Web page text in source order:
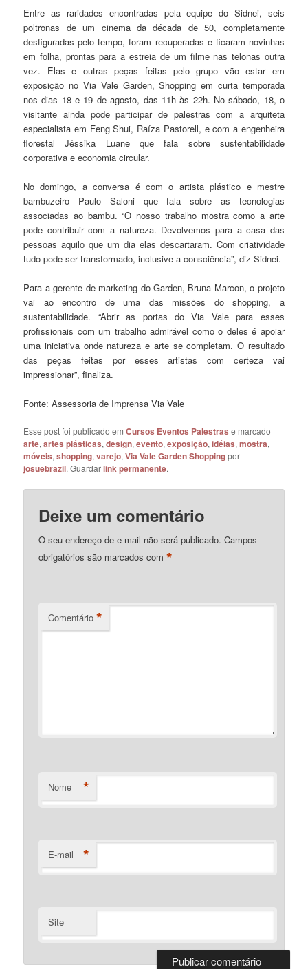
Entre as raridades encontradas pela equipe do Sidnei, seis
poltronas de um cinema da década de 50, completamente
desfiguradas pelo tempo, foram recuperadas e ficaram novinhas
em folha, prontas para a estreia de um filme nas telonas outra
vez. Elas e outras peças feitas pelo grupo vão estar em
exposição no Via Vale Garden, Shopping em curta temporada
nos dias 18 e 19 de agosto, das 11h às 22h. No sábado, 18, o
visitante ainda pode participar de palestras com a arquiteta
especialista em Feng Shui, Raíza Pastorell, e com a engenheira
florestal Jéssika Luane que fala sobre sustentabilidade
corporativa e economia circular.
No domingo, a conversa é com o artista plástico e mestre
bambuzeiro Paulo Saloni que fala sobre as tecnologias
associadas ao bambu. “O nosso trabalho mostra como a arte
pode contribuir com a natureza. Devolvemos para a casa das
pessoas aquilo que um dia elas descartaram. Com criatividade
tudo pode ser transformado, inclusive a consciência”, diz Sidnei.
Para a gerente de marketing do Garden, Bruna Marcon, o projeto
vai ao encontro de uma das missões do shopping, a
sustentabilidade. “Abrir as portas do Via Vale para esses
profissionais com um trabalho admirável como o deles é apoiar
uma iniciativa onde natureza e arte se completam. O resultado
das peças feitas por esses artistas com certeza vai
impressionar”, finaliza.
Fonte: Assessoria de Imprensa Via Vale
Esse post foi publicado emCursos Eventos Palestras e marcado
arte,artes plásticas,design,evento,exposição,idéias,mostra,
móveis,shopping,varejo,Via Vale Garden Shoppingpor
josuebrazil. Guardarlink permanente.
Deixe um comentário
O seu endereço de e-mail não será publicado. Campos
obrigatórios são marcados com*
Comentário *
Nome *
E-mail *
Site